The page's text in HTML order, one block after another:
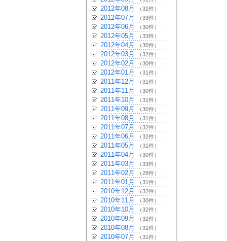
2012年08月 （32件）
2012年07月 （33件）
2012年06月 （30件）
2012年05月 （33件）
2012年04月 （30件）
2012年03月 （32件）
2012年02月 （30件）
2012年01月 （31件）
2011年12月 （31件）
2011年11月 （30件）
2011年10月 （31件）
2011年09月 （30件）
2011年08月 （31件）
2011年07月 （32件）
2011年06月 （32件）
2011年05月 （31件）
2011年04月 （30件）
2011年03月 （33件）
2011年02月 （28件）
2011年01月 （31件）
2010年12月 （32件）
2010年11月 （30件）
2010年10月 （32件）
2010年09月 （32件）
2010年08月 （31件）
2010年07月 （31件）